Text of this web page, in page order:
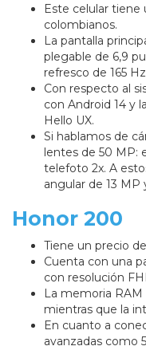
Este celular tiene
colombianos.
La pantalla
plegable de 6,9
refresco de 165
Con respecto al
con Android 14 y
Hello UX.
Si hablamos de
lentes de 50 MP:
telefoto 2x. A
angular de 13 MP
Honor 200
Tiene un precio
Cuenta con una
con resolución
La memoria RAM
mientras que la
En cuanto a
avanzadas como